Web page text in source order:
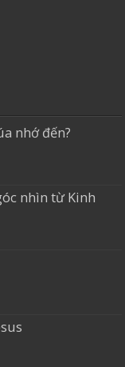
nhớ đến?
nhìn từ Kinh